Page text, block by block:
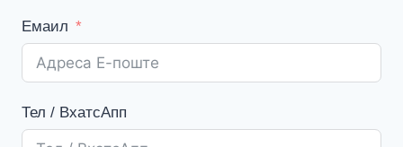
Емаил
Тел / ВхатсАпп